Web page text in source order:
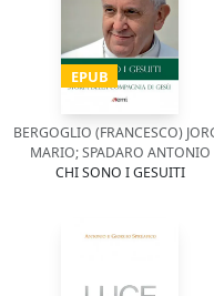
EPUB
BERGOGLIO (FRANCESCO)
MARIO; SPADARO ANTONIO
CHI SONO I GESUITI